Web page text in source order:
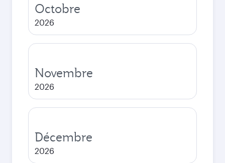
Octobre
2026
Novembre
2026
Décembre
2026